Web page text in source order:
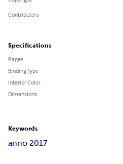
Contributors
Specifications
Pages
Binding Type
Interior Color
Dimensions
Keywords
anno 2017